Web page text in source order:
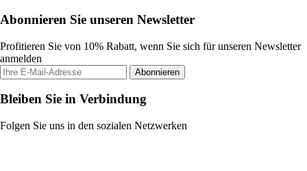
Abonnieren Sie unseren Newsletter
Profitieren Sie von 10% Rabatt, wenn Sie sich für unseren Newsletter
anmelden
Abonnieren
Bleiben Sie in Verbindung
Folgen Sie uns in den sozialen Netzwerken